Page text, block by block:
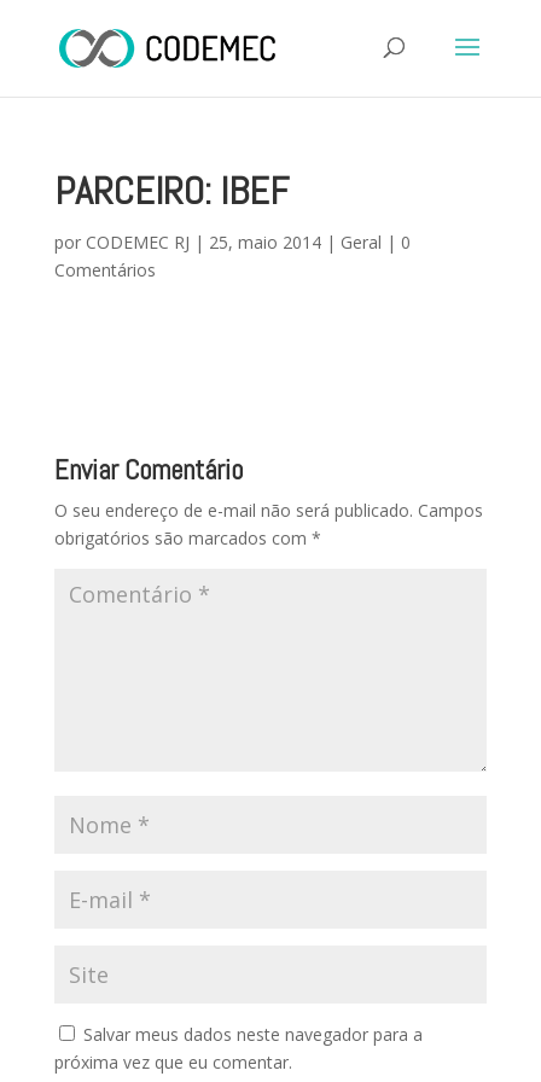
PARCEIRO: IBEF
por CODEMEC RJ | 25, maio 2014| Geral | 0
Comentários
Enviar Comentário
O seu endereço de e-mail não será publicado. Campos
obrigatórios são marcados com *
Salvar meus dados neste navegador para a
próxima vez que eu comentar.